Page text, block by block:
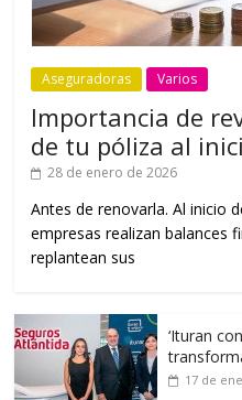
Aseguradoras Varios
Importancia de
de tu póliza al
28 de enero de 2026
Antes de renovarla. Al inicio
empresas realizan balances
replantean sus
‘Ituran
17 de